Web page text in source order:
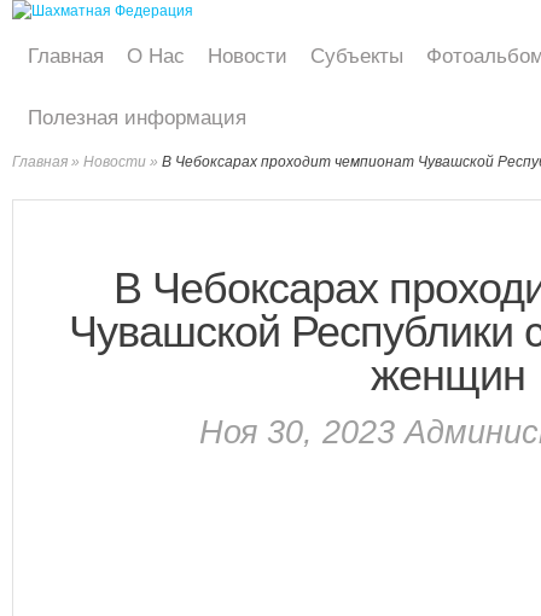
Главная О Нас Новости Субъекты
Полезная информация
Главная » Новости » В Чебоксарах проходит чемпионат Чувашской
В Чебоксарах
Чувашской Республики
женщин
Ноя 30, 2023